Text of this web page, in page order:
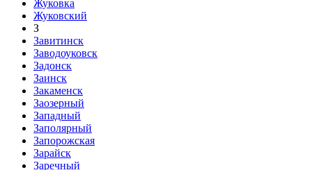
Жуковка
Жуковский
З
Завитинск
Заводоуковск
Задонск
Заинск
Закаменск
Заозерный
Западный
Заполярный
Запорожская
Зарайск
Заречный